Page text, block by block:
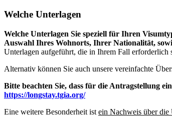
Welche Unterlagen
Welche Unterlagen Sie speziell für Ihren
Auswahl Ihres Wohnorts, Ihrer Nationalität,
Unterlagen aufgeführt, die in Ihrem Fall erforderlich
Alternativ können Sie auch unsere vereinfachte
Bitte beachten Sie, dass für die Antragstellung
https://longstay.tgia.org/
Eine weitere Besonderheit ist ein Nachweis über